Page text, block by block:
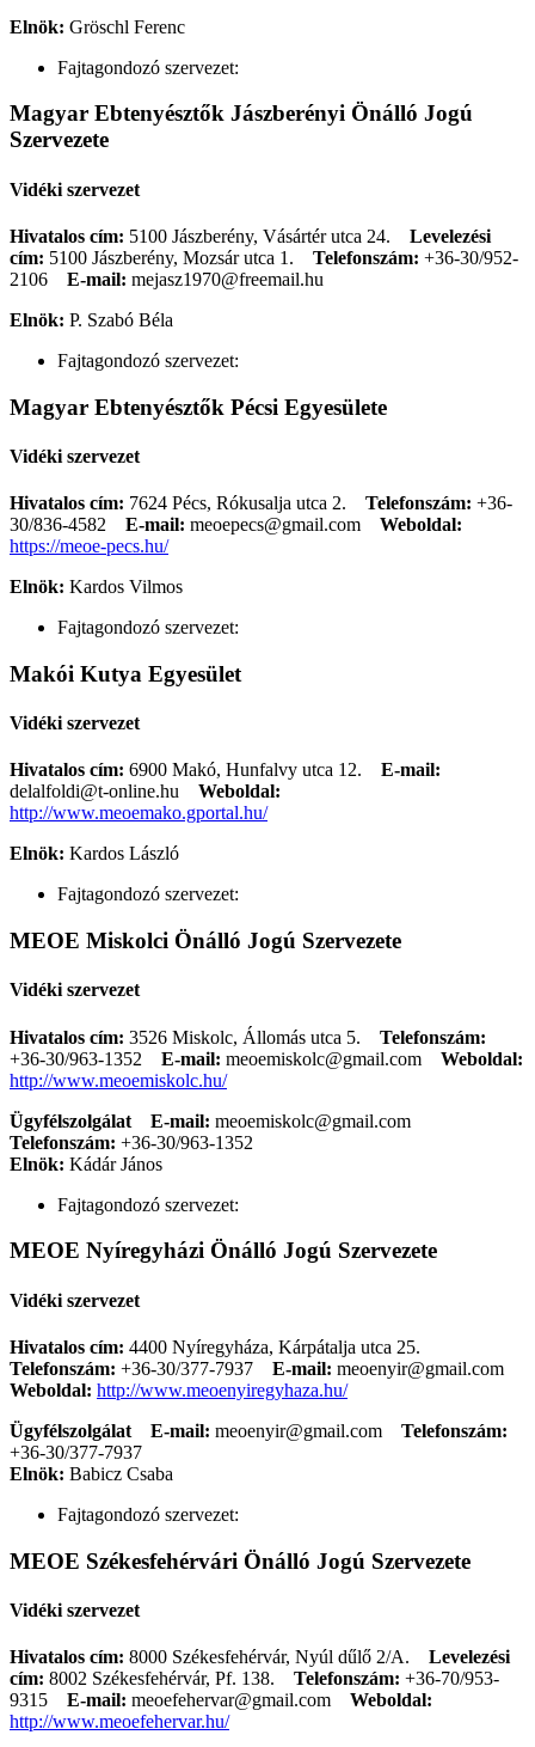
Elnök: Gröschl Ferenc
Fajtagondozó szervezet:
Magyar Ebtenyésztők Jászberényi Önálló Jogú
Szervezete
Vidéki szervezet
Hivatalos cím: 5100 Jászberény, Vásártér utca 24. Levelezési
cím: 5100 Jászberény, Mozsár utca 1. Telefonszám: +36-30/952-
2106
E-mail: mejasz1970@freemail.hu
Elnök: P. Szabó Béla
Fajtagondozó szervezet:
Magyar Ebtenyésztők Pécsi Egyesülete
Vidéki szervezet
Hivatalos cím: 7624 Pécs, Rókusalja utca 2. Telefonszám: +36-
30/836-4582
E-mail: meoepecs@gmail.com
Weboldal:
https://meoe-pecs.hu/
Elnök: Kardos Vilmos
Fajtagondozó szervezet:
Makói Kutya Egyesület
Vidéki szervezet
Hivatalos cím: 6900 Makó, Hunfalvy utca 12. E-mail:
delalfoldi@t-online.hu
Weboldal:
http://www.meoemako.gportal.hu/
Elnök: Kardos László
Fajtagondozó szervezet:
MEOE Miskolci Önálló Jogú Szervezete
Vidéki szervezet
Hivatalos cím: 3526 Miskolc, Állomás utca 5. Telefonszám:
+36-30/963-1352
E-mail: meoemiskolc@gmail.com
Weboldal:
http://www.meoemiskolc.hu/
Ügyfélszolgálat
E-mail: meoemiskolc@gmail.com
Telefonszám: +36-30/963-1352
Elnök: Kádár János
Fajtagondozó szervezet:
MEOE Nyíregyházi Önálló Jogú Szervezete
Vidéki szervezet
Hivatalos cím: 4400 Nyíregyháza, Kárpátalja utca 25.
Telefonszám: +36-30/377-7937 E-mail: meoenyir@gmail.com
Weboldal: http://www.meoenyiregyhaza.hu/
Ügyfélszolgálat
E-mail: meoenyir@gmail.com
Telefonszám:
+36-30/377-7937
Elnök: Babicz Csaba
Fajtagondozó szervezet:
MEOE Székesfehérvári Önálló Jogú Szervezete
Vidéki szervezet
Hivatalos cím: 8000 Székesfehérvár, Nyúl dűlő 2/A. Levelezési
cím: 8002 Székesfehérvár, Pf. 138. Telefonszám: +36-70/953-
9315
E-mail: meoefehervar@gmail.com
Weboldal:
http://www.meoefehervar.hu/